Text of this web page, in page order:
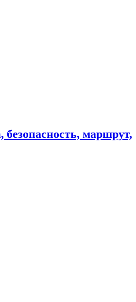
безопасность, маршрут,